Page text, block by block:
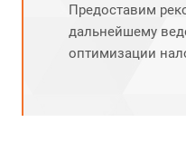
Предоставим
дальнейшему
оптимизации